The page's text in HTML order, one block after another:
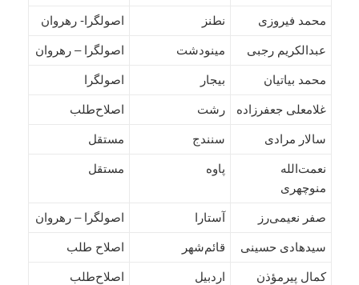
محمد فیروزی نطنز اصولگرا- رهروان
عبدالکریم رجبی مینودشت اصولگرا – رهروان
محمد بیاتیان بیجار اصولگرا
غلامعلی جعفرزاده رشت اصلاح‌طلب
سالار مرادی سنندج مستقل
نعمت‌الله
منوچهری
پاوه مستقل
صفر نعیمی‌رز آستارا اصولگرا – رهروان
سیدهادی حسینی قائم‌شهر اصلاح طلب
کمال پیرمؤذن اردبیل اصلاح‌طلب